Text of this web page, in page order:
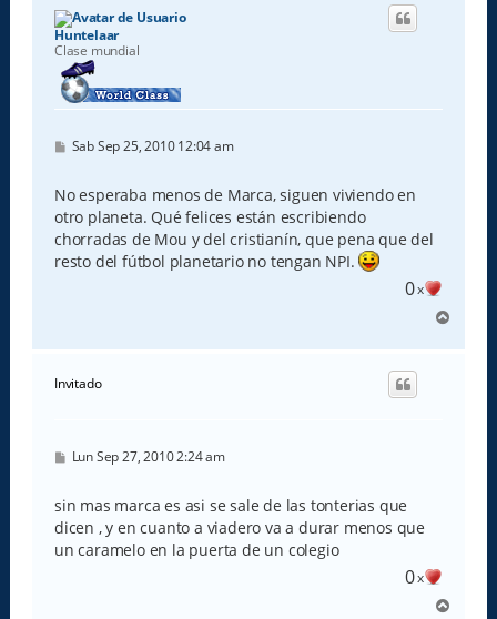
Huntelaar
Clase mundial
M
s
a
j
e
Sab Sep 25, 2010 12:04 am
No esperaba menos de Marca, siguen viviendo en
otro planeta. Qué felices están escribiendo
chorradas de Mou y del cristianín, que pena que del
resto del fútbol planetario no tengan NPI.
0x
r
Invitado
M
s
a
j
e
Lun Sep 27, 2010 2:24 am
sin mas marca es asi se sale de las tonterias que
dicen , y en cuanto a viadero va a durar menos que
un caramelo en la puerta de un colegio
0x